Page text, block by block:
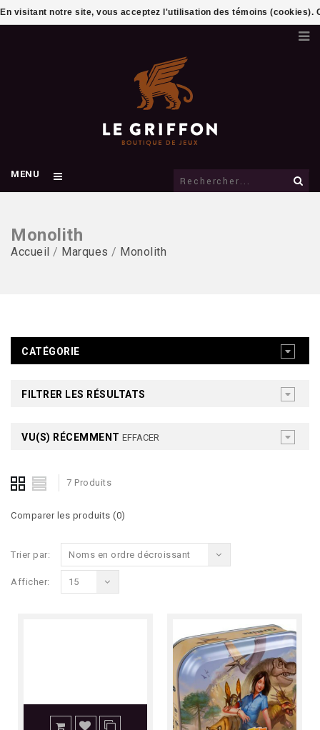
MENU
Monolith
Accueil / Marques / Monolith
CATÉGORIE
FILTRER LES RÉSULTATS
VU(S) RÉCEMMENT EFFACER
7 Produits
Comparer les produits (0)
Trier par: Noms en ordre décroissant
Afficher: 15
En visitant notre site, vous acceptez l'utilisation des témoins